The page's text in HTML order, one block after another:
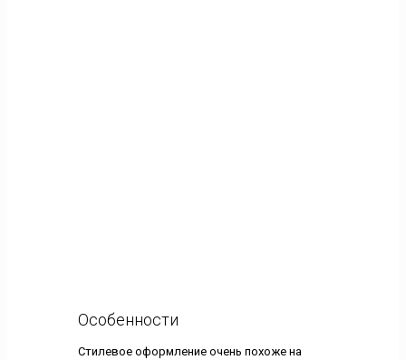
Особенности
Стилевое оформление очень похоже на